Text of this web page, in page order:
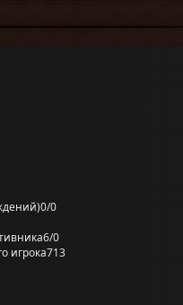
0/0
6/0
игрока713